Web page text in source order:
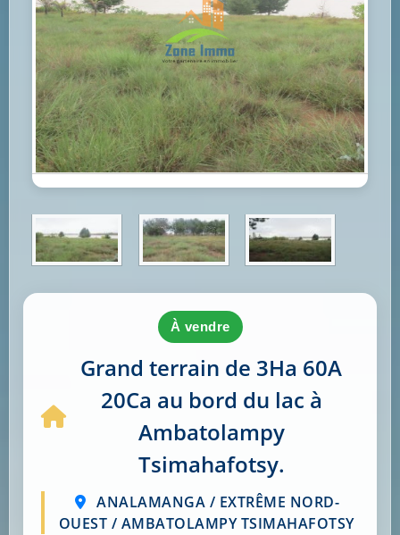
à vendre
Grand terrain de 3Ha 60A
20Ca au bord du lac à
Ambatolampy
Tsimahafotsy.
ANALAMANGA / EXTRÊME NORD-
OUEST / AMBATOLAMPY TSIMAHAFOTSY